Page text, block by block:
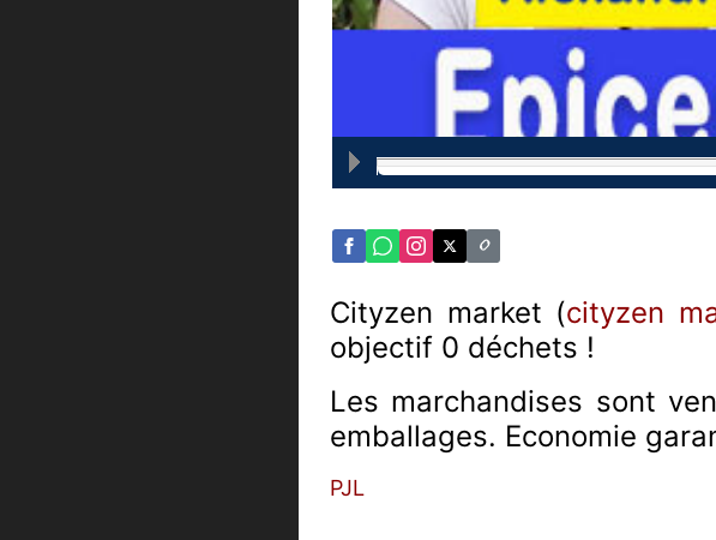
Cityzen market (cityzen
objectif 0 déchets !
Les marchandises sont
emballages. Economie
PJL